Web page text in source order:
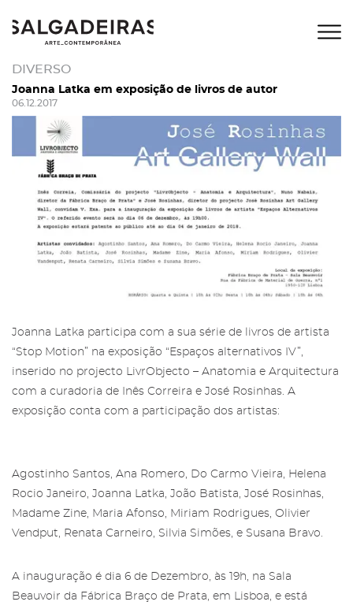
DIVERSO
Joanna Latka em exposição de livros de autor
06.12.2017
Joanna Latka participa com a sua série de livros de artista
“Stop Motion” na exposição “Espaços alternativos IV”,
inserido no projecto LivrObjecto – Anatomia e Arquitectura
com a curadoria de Inês Correira e José Rosinhas. A
exposição conta com a participação dos artistas:
Agostinho Santos, Ana Romero, Do Carmo Vieira, Helena
Rocio Janeiro, Joanna Latka, João Batista, José Rosinhas,
Madame Zine, Maria Afonso, Miriam Rodrigues, Olivier
Vendput, Renata Carneiro, Silvia Simões, e Susana Bravo.
A inauguração é dia 6 de Dezembro, às 19h, na Sala
Beauvoir da Fábrica Braço de Prata, em Lisboa, e está
Área reservada para Amigos das
Salgadeiras
Mais informação sobre os Amigos das
Iniciar Sessão
Subscreva a newsletter da Galeria
das Salgadeiras.